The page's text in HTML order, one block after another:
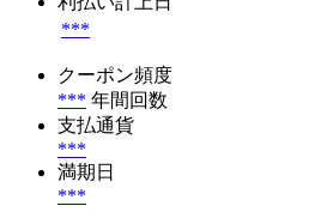
***
クーポン頻度
*** 年間回数
支払通貨
***
満期日
***